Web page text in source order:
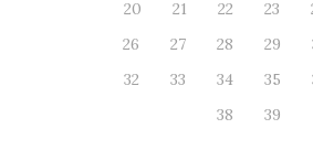
20
21 22 23
26
27 28 29
32
33 34 35
38
39